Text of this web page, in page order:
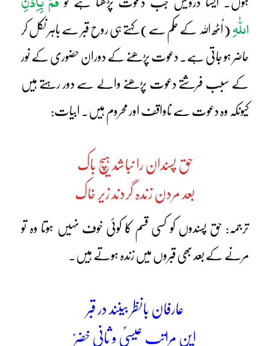
اللّٰہِ (اُٹھ اللہ کے حکم سے) کہتے ہی روح قبر سے باہر نکل کر
حاضر ہو جاتی ہے۔ دعوت پڑھنے کے دوران حضوری کے نور
کے سبب فرشتے دعوت پڑھنے والے سے دور رہتے ہیں
کیونکہ وہ دعوت سے ناواقف اور محروم ہیں۔ ابیات:
حق پسندان را نباشد ہیچ باک
بعد مردن زندہ گردند زیر خاک
ترجمہ: حق پسندوں کو کسی قسم کا کوئی خوف نہیں ہوتا وہ تو
مرنے کے بعد بھی قبروں میں زندہ ہوتے ہیں۔
عارفان بانظر بینند در قبر
این مراتب عیسیٰؑ و ثانی خضرؑ